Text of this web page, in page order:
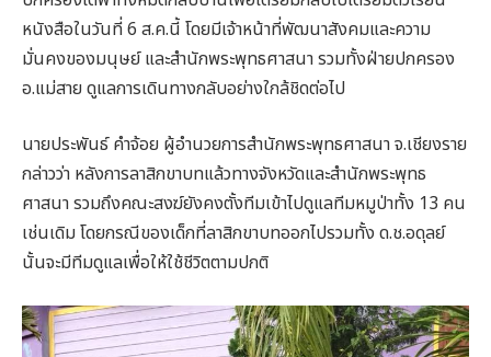
หนังสือในวันที่ 6 ส.ค.นี้ โดยมีเจ้าหน้าที่พัฒนาสังคมและความ
มั่นคงของมนุษย์ และสำนักพระพุทธศาสนา รวมทั้งฝ่ายปกครอง
อ.แม่สาย ดูแลการเดินทางกลับอย่างใกล้ชิดต่อไป
นายประพันธ์ คำจ้อย ผู้อำนวยการสำนักพระพุทธศาสนา จ.เชียงราย
กล่าวว่า หลังการลาสิกขาบทแล้วทางจังหวัดและสำนักพระพุทธ
ศาสนา รวมถึงคณะสงฆ์ยังคงตั้งทีมเข้าไปดูแลทีมหมูป่าทั้ง 13 คน
เช่นเดิม โดยกรณีของเด็กที่ลาสิกขาบทออกไปรวมทั้ง ด.ช.อดุลย์
นั้นจะมีทีมดูแลเพื่อให้ใช้ชีวิตตามปกติ